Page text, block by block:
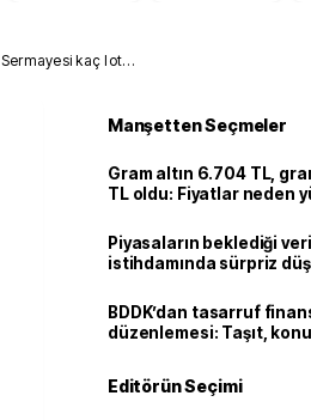
Sermayesi kaç lot
Manşetten Seçmeler
Gram altın 6.704 TL,
TL oldu: Fiyatlar neden
Piyasaların beklediği
istihdamında sürpriz
BDDK’dan tasarruf
düzenlemesi: Taşıt,
Editörün Seçimi